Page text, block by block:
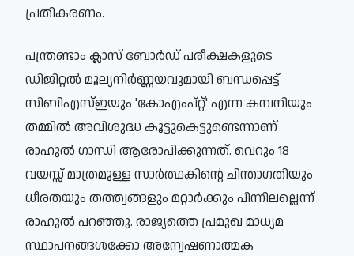
പ്രതികരണം.
പന്ത്രണ്ടാം ക്ലാസ് ബോർഡ് പരീക്ഷകളുടെ
ഡിജിറ്റൽ മൂല്യനിർണ്ണയവുമായി ബന്ധപ്പെട്ട്
സിബിഎസ്ഇയും 'കോഎംപ്റ്റ്' എന്ന കമ്പനിയും
തമ്മിൽ അവിശുദ്ധ കൂട്ടുകെട്ടുണ്ടെന്നാണ്
രാഹുൽ ഗാന്ധി ആരോപിക്കുന്നത്. വെറും 18
വയസ്സ് മാത്രമുള്ള സാർത്ഥകിന്റെ ചിന്താഗതിയും
ധീരതയും തത്ത്വങ്ങളും മറ്റാർക്കും പിന്നിലല്ലെന്ന്
രാഹുൽ പറഞ്ഞു. രാജ്യത്തെ പ്രമുഖ മാധ്യമ
സ്ഥാപനങ്ങൾക്കോ അന്വേഷണാത്മക